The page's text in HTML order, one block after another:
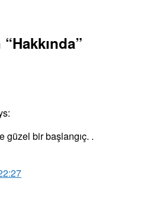
Hakkında”
güzel bir başlangıç. .